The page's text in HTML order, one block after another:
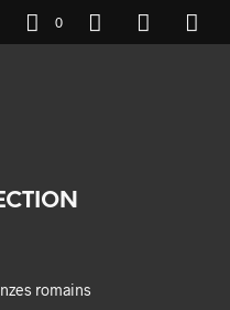
0
romains